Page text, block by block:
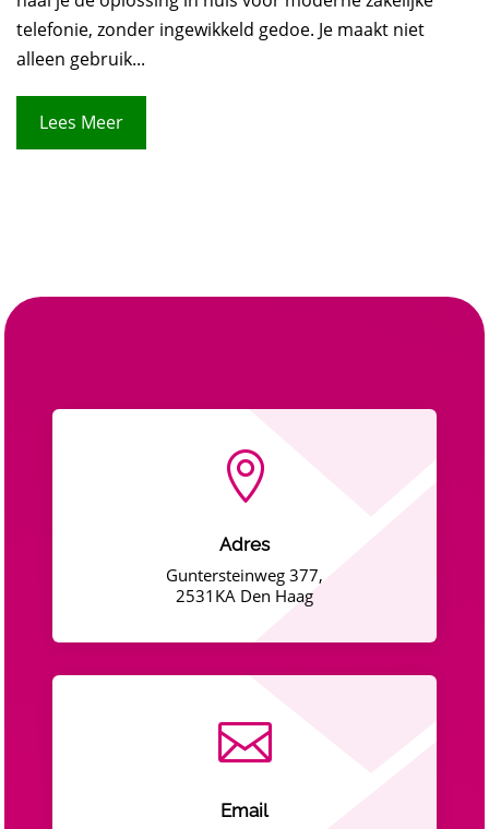
telefonie, zonder ingewikkeld gedoe. Je maakt niet
alleen gebruik...
Lees Meer

Adres
Guntersteinweg 377,
2531KA Den Haag

Email